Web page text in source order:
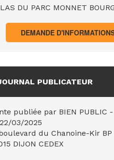
DU PARC MONNET
DEMANDE
PUBLICATEUR
publiée par BIEN PUBLIC -
03/2025
du Chanoine-Kir BP
DIJON CEDEX